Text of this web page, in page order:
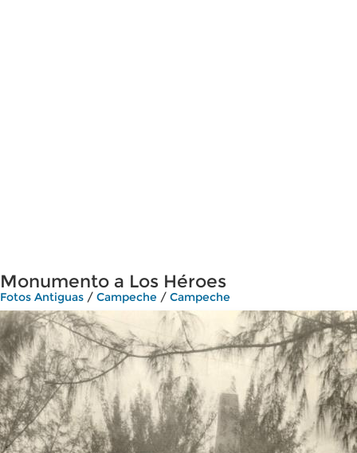
Monumento a Los Héroes
Fotos Antiguas / Campeche / Campeche